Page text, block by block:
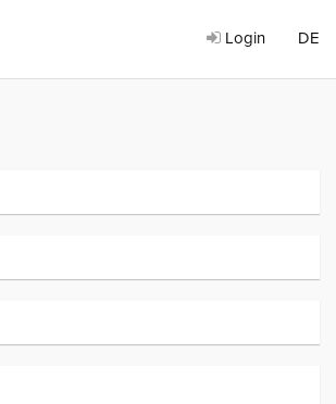
Login DE